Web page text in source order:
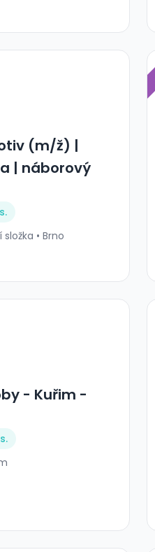
(m/ž) |
| náborový
• Brno
- Kuřim -